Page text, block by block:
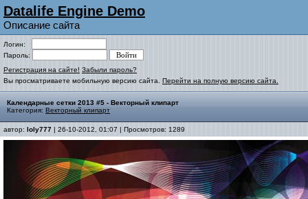
Datalife Engine Demo
Описание сайта
Логин:
Пароль:
Регистрация на сайте! Забыли пароль?
Вы просматриваете мобильную версию сайта. Перейти на полную версию сайта.
Календарные сетки 2013 #5 - Векторный клипарт
Категория: Векторный клипарт
автор: loly777 | 26-10-2012, 01:07 | Просмотров: 1289